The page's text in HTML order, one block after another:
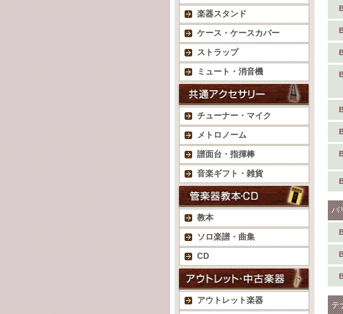
楽器スタンド
ケース・ケースカバー
ストラップ
ミュート・消音機
チューナー・マイク
メトロノーム
譜面台・指揮棒
音楽ギフト・雑貨
教本
ソロ楽譜・曲集
CD
アウトレット楽器
バ
テ